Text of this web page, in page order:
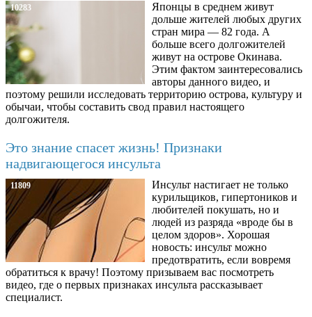
10283
Японцы в среднем живут
дольше жителей любых других
стран мира — 82 года. А
больше всего долгожителей
живут на острове Окинава.
Этим фактом заинтересовались
авторы данного видео, и
поэтому решили исследовать территорию острова, культуру и
обычаи, чтобы составить свод правил настоящего
долгожителя.
Это знание спасет жизнь! Признаки
надвигающегося инсульта
11809
Инсульт настигает не только
курильщиков, гипертоников и
любителей покушать, но и
людей из разряда «вроде бы в
целом здоров». Хорошая
новость: инсульт можно
предотвратить, если вовремя
обратиться к врачу! Поэтому призываем вас посмотреть
видео, где о первых признаках инсульта рассказывает
специалист.